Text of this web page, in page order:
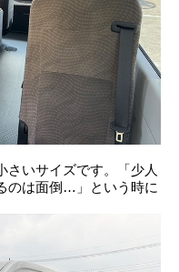
さいサイズです。「少人
のは面倒…」という時に